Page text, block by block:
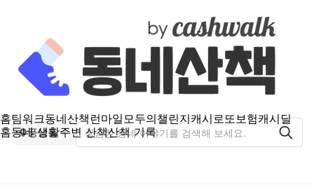
홈팀워크동네산책런마일모두의챌린지캐시로또보험캐시딜
홈동네 생활주변 산책산책 기록
풍납동